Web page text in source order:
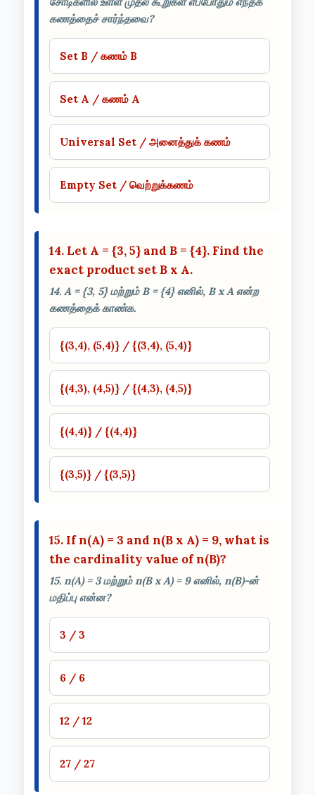
கணத்தைச் சார்ந்தவை?
Set B / கணம் B
Set A / கணம் A
Universal Set / அனைத்துக் கணம்
Empty Set / வெற்றுக்கணம்
14. Let A = {3, 5} and B = {4}. Find the
exact product set B x A.
14. A = {3, 5} மற்றும் B = {4} எனில், B x A என்ற
கணத்தைக் காண்க.
{(3,4), (5,4)} / {(3,4), (5,4)}
{(4,3), (4,5)} / {(4,3), (4,5)}
{(4,4)} / {(4,4)}
{(3,5)} / {(3,5)}
15. If n(A) = 3 and n(B x A) = 9, what is
the cardinality value of n(B)?
15. n(A) = 3 மற்றும் n(B x A) = 9 எனில், n(B)-ன்
மதிப்பு என்ன?
3 / 3
6 / 6
12 / 12
27 / 27